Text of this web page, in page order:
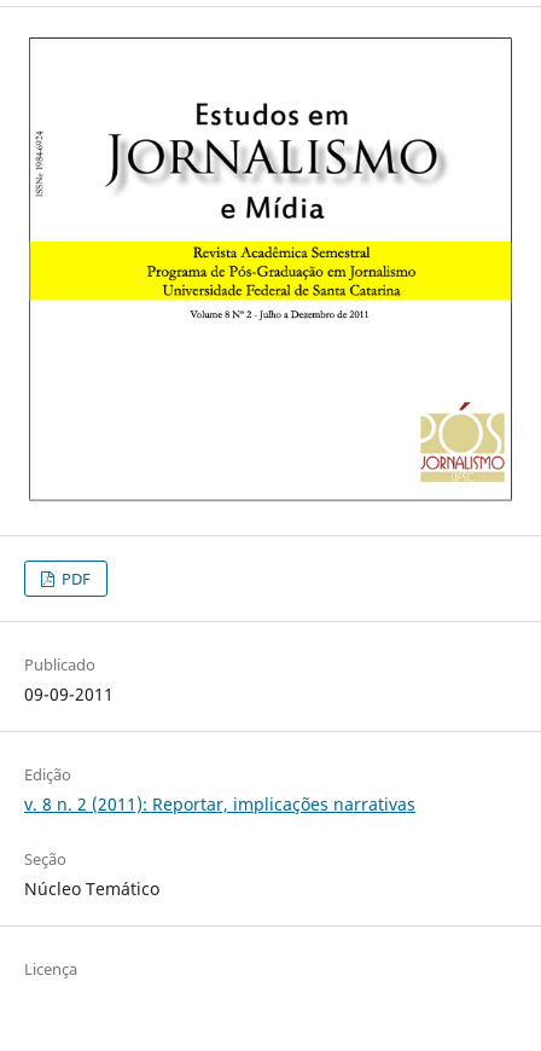
PDF
Publicado
09-09-2011
Edição
v. 8 n. 2 (2011): Reportar, implicações narrativas
Seção
Núcleo Temático
Licença